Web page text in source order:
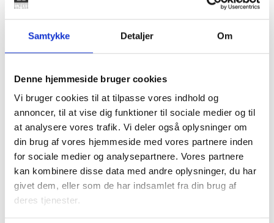
Samtykke Detaljer Om
Denne hjemmeside bruger cookies
Vi bruger cookies til at tilpasse vores indhold og
annoncer, til at vise dig funktioner til sociale medier og til
at analysere vores trafik. Vi deler også oplysninger om
din brug af vores hjemmeside med vores partnere inden
for sociale medier og analysepartnere. Vores partnere
kan kombinere disse data med andre oplysninger, du har
givet dem, eller som de har indsamlet fra din brug af
deres tjenester.
Spørgsmål/svar om
parallelsamfund